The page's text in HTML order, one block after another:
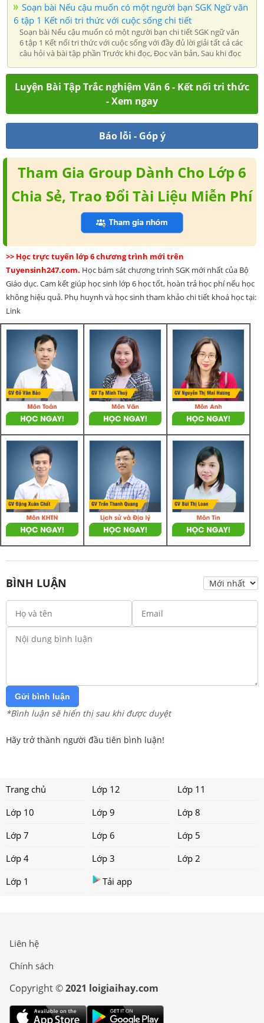
Soạn bài Nếu cậu muốn có một người bạn SGK Ngữ văn
6 tập 1 Kết nối tri thức với cuộc sống chi tiết
Soạn bài Nếu cậu muốn có một người bạn chi tiết SGK ngữ văn
6 tập 1 Kết nối tri thức với cuộc sống với đầy đủ lời giải tất cả các
câu hỏi và bài tập phần Trước khi đọc, Đọc văn bản, Sau khi đọc
Luyện Bài Tập Trắc nghiệm Văn 6 - Kết nối tri thức
- Xem ngay
Báo lỗi - Góp ý
Tham Gia Group Dành Cho Lớp 6
Chia Sẻ, Trao Đổi Tài Liệu Miễn Phí
>> Học trực tuyến lớp 6 chương trình mới trên
Tuyensinh247.com. Học bám sát chương trình SGK mới nhất của Bộ
Giáo dục. Cam kết giúp học sinh lớp 6 học tốt, hoàn trả học phí nếu học
không hiệu quả. Phụ huynh và học sinh tham khảo chi tiết khoá học tại:
Link
BÌNH LUẬN
Gửi bình luận
*Bình luận sẽ hiển thị sau khi được duyệt
Hãy trở thành người đầu tiên bình luận!
Trang chủ Lớp 12
Lớp 11
Lớp 10
Lớp 9
Lớp 8
Lớp 7
Lớp 6
Lớp 5
Lớp 4
Lớp 3
Lớp 2
Lớp 1
Tải app
Liên hệ
Chính sách
Copyright ©2021 loigiaihay.com